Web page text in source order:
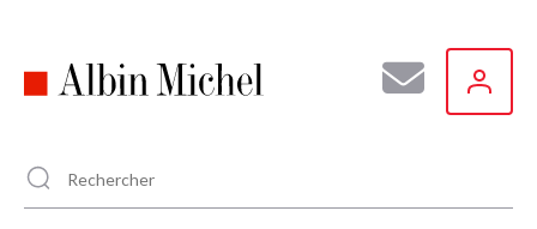
principal